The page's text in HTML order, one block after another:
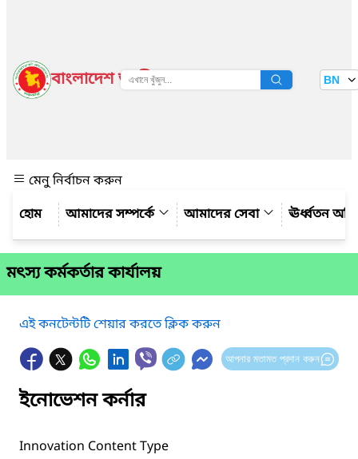
বাংলাদেশ জাতীয় তথ্য বাতায়ন BN
মেনু নির্বাচন করুন
আমাদের সম্পর্কে
আমাদের সেবা ঊর্ধ্বতন
মৎস্য কর্মকর্তার কার্যালয়
এই কনটেন্টটি শেয়ার করতে ক্লিক করুন
আপনার মতামত প্রদান করুন
ইনোভেশন কর্নার
Innovation Content Type